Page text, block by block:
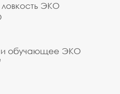
ЭКО
обучающее ЭКО